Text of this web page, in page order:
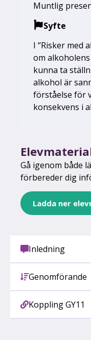
Inledning
Genomförande
Koppling GY11
Muntlig
Syfte
I “Risker med
om
kunna ta
alkohol är
förståelse för
konsekvens i
Gå igenom både
förbereder dig
Ladda ner